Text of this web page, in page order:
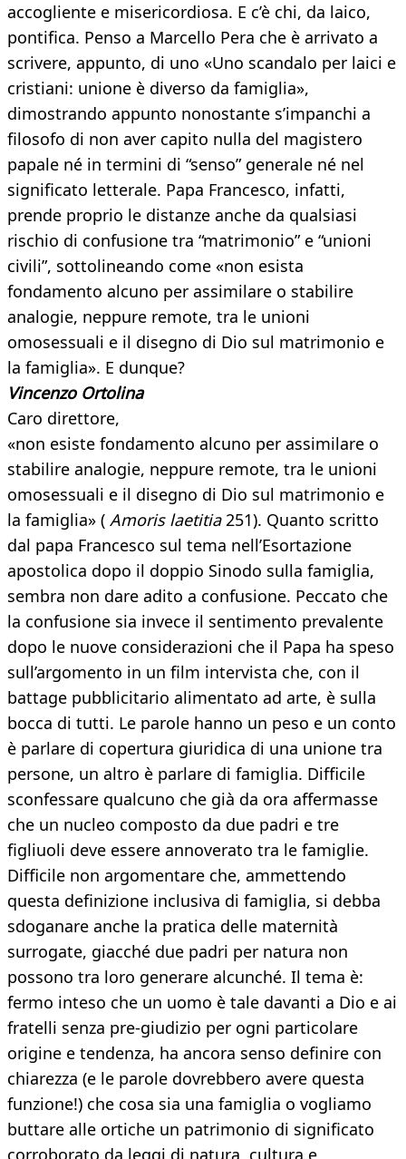
accogliente e misericordiosa. E c’è chi, da laico,
pontifica. Penso a Marcello Pera che è arrivato a
scrivere, appunto, di uno «Uno scandalo per laici e
cristiani: unione è diverso da famiglia»,
dimostrando appunto nonostante s’impanchi a
filosofo di non aver capito nulla del magistero
papale né in termini di “senso” generale né nel
significato letterale. Papa Francesco, infatti,
prende proprio le distanze anche da qualsiasi
rischio di confusione tra “matrimonio” e “unioni
civili”, sottolineando come «non esista
fondamento alcuno per assimilare o stabilire
analogie, neppure remote, tra le unioni
omosessuali e il disegno di Dio sul matrimonio e
la famiglia». E dunque?
Vincenzo Ortolina
Caro direttore,
«non esiste fondamento alcuno per assimilare o
stabilire analogie, neppure remote, tra le unioni
omosessuali e il disegno di Dio sul matrimonio e
la famiglia» ( Amoris laetitia251). Quanto scritto
dal papa Francesco sul tema nell’Esortazione
apostolica dopo il doppio Sinodo sulla famiglia,
sembra non dare adito a confusione. Peccato che
la confusione sia invece il sentimento prevalente
dopo le nuove considerazioni che il Papa ha speso
sull’argomento in un film intervista che, con il
battage pubblicitario alimentato ad arte, è sulla
bocca di tutti. Le parole hanno un peso e un conto
è parlare di copertura giuridica di una unione tra
persone, un altro è parlare di famiglia. Difficile
sconfessare qualcuno che già da ora affermasse
che un nucleo composto da due padri e tre
figliuoli deve essere annoverato tra le famiglie.
Difficile non argomentare che, ammettendo
questa definizione inclusiva di famiglia, si debba
sdoganare anche la pratica delle maternità
surrogate, giacché due padri per natura non
possono tra loro generare alcunché. Il tema è:
fermo inteso che un uomo è tale davanti a Dio e ai
fratelli senza pre-giudizio per ogni particolare
origine e tendenza, ha ancora senso definire con
chiarezza (e le parole dovrebbero avere questa
funzione!) che cosa sia una famiglia o vogliamo
buttare alle ortiche un patrimonio di significato
corroborato da leggi di natura, cultura e